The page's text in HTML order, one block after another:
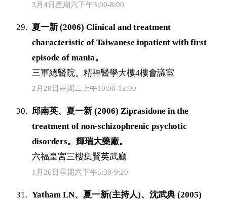
3月4日星期六下午3:00-8:00
夏一新 (2006) Clinical and treatment
characteristic of Taiwanese inpatient with first
episode of mania。
三軍總醫院。精神醫學大樓4樓會議室
2月28日星期二上午10:00-12:00
邱南英、夏一新 (2006) Ziprasidone in the
treatment of non-schizophrenic psychotic
disorders。輝瑞大藥廠。
六福皇宮三樓集賢英武廳
1月26日星期六下午5:30-9:20
Yatham LN、夏一新(主持人)、沈武典 (2005)